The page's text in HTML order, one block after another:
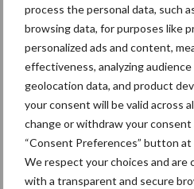
process the personal data, such
browsing data, for purposes like
personalized ads and content,
effectiveness, analyzing
geolocation data, and product
your consent will be valid across
change or withdraw your
“Consent Preferences” button
We respect your choices and
with a transparent and secure
Polen
Drie
de grens
kilogram